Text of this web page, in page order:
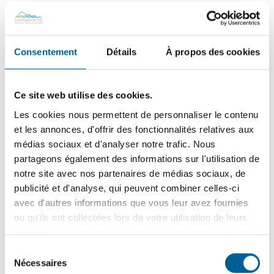
Consentement Détails À propos des cookies
Ce site web utilise des cookies.
Les cookies nous permettent de personnaliser le contenu
et les annonces, d'offrir des fonctionnalités relatives aux
médias sociaux et d'analyser notre trafic. Nous
partageons également des informations sur l'utilisation de
notre site avec nos partenaires de médias sociaux, de
publicité et d'analyse, qui peuvent combiner celles-ci
avec d'autres informations que vous leur avez fournies
ou qu'ils ont collectées lors de votre utilisation de leurs
services.
Nécessaires
Dates à retenir avant la transition du bac brun vers les
résidus verts
de vos responsabilités légales et civiques pour une
cohabitation harmonieuse
mai
2026
DÉCHETS MAL DISPOSÉS – Conteneurs | Quand les
déchets débordent : un problème de sécurité,